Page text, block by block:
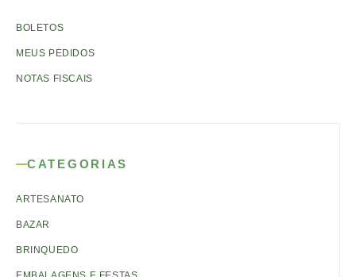
BOLETOS
MEUS PEDIDOS
NOTAS FISCAIS
CATEGORIAS
ARTESANATO
BAZAR
BRINQUEDO